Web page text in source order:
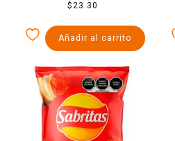
g
$23.30
Añadir al carrito